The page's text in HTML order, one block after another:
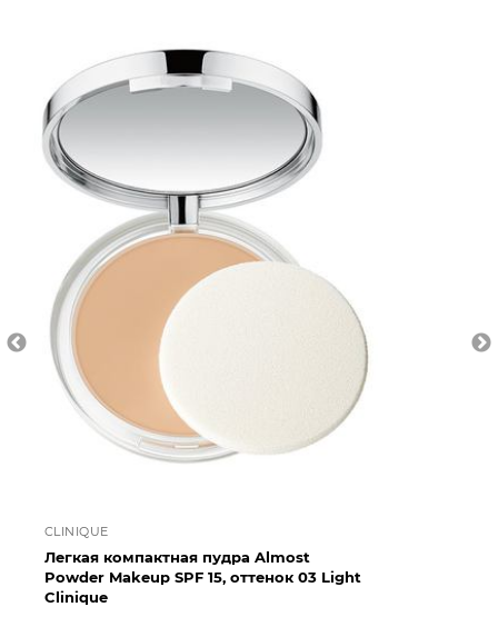
CLINIQUE
Легкая компактная пудра Almost
Powder Makeup SPF 15, оттенок 03 Light
Clinique